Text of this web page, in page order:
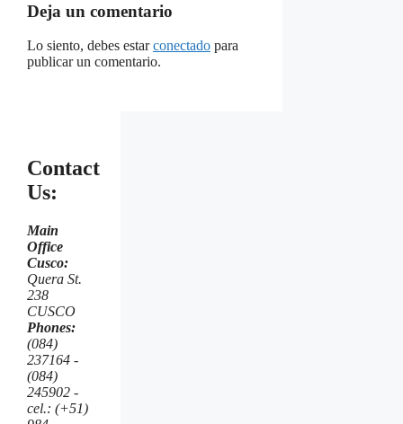
Deja un comentario
Lo siento, debes estarconectado para
publicar un comentario.
Contact
Us:
Main
Office
Cusco:
Quera St.
238
CUSCO
Phones:
(084)
237164 -
(084)
245902 -
cel.: (+51)